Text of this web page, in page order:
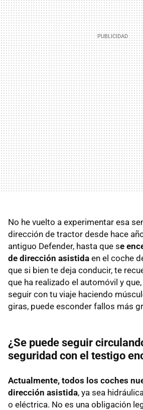
No he vuelto a experimentar esa
dirección de tractor desde hace
antiguo Defender, hasta que se
de dirección asistida en el coche
que si bien te deja conducir, te
que ha realizado el automóvil y
seguir con tu viaje haciendo
giras, puede esconder fallos más
¿Se puede seguir
seguridad con el testigo
Actualmente, todos los coches
dirección asistida, ya sea
o eléctrica. No es una obligación